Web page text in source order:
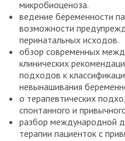
микробиоценоза.
ведение беременности
возможности
перинатальных исходов.
обзор современных
клинических
подходов к
невынашивания
о терапевтических
спонтанного и
разбор международной
терапии пациенток с